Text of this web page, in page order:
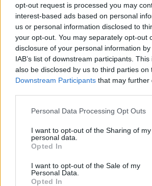
opt-out request is processed you may
interest-based ads based on personal
us or personal information disclosed to
your opt-out. You may separately opt-out
disclosure of your personal information
IAB’s list of downstream participants.
also be disclosed by us to third parties on
Downstream Participants that may further
Please note that this website/app uses
not limited to your visit or usage
grant or deny consent to Google and its
use your data for below specified
consent section.
Personal Data Processing Opt Outs
I want to opt-out of the Sharing of my
personal data.
Opted In
I want to opt-out of the Sale of my
Personal Data.
Opted In
Országos hírek
Itt az ÉVOSZ
az energiakrízis
Országos hírek
Miért éri meg
Minden, amit a GED
Kultúra